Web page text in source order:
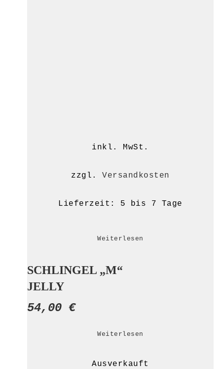
inkl. MwSt.
zzgl.Versandkosten
Lieferzeit: 5 bis 7 Tage
Weiterlesen
SCHLINGEL „M“
JELLY
54,00 €
Weiterlesen
Ausverkauft